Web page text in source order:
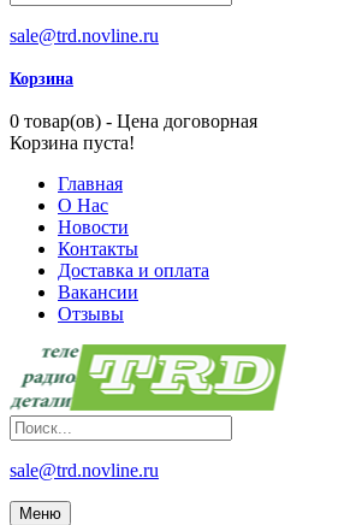
sale@trd.novline.ru
Корзина
0 товар(ов) - Цена договорная
Корзина пуста!
Главная
О Нас
Новости
Контакты
Доставка и оплата
Вакансии
Отзывы
sale@trd.novline.ru
Меню